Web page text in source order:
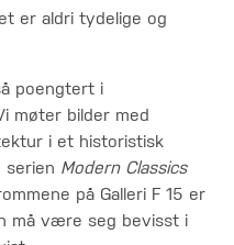
er aldri tydelige og
poengtert i
møter bilder med
i et historistisk
serien Modern Classics
på Galleri F 15 er
må være seg bevisst i